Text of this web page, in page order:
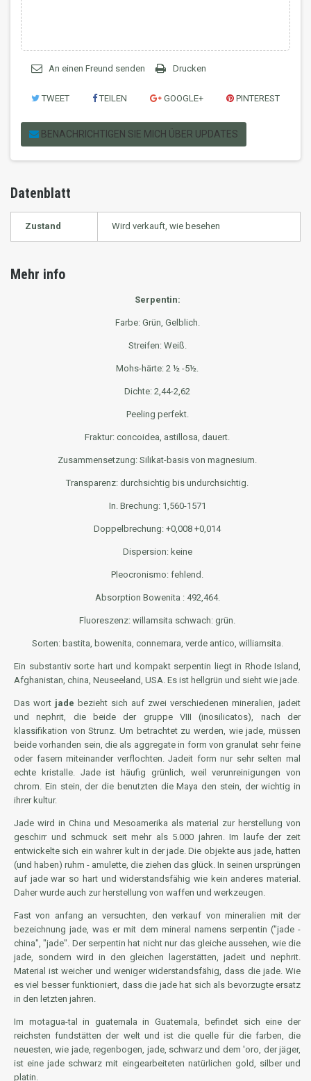
An einen Freund senden Drucken
TWEET TEILEN GOOGLE+ PINTEREST
BENACHRICHTIGEN SIE MICH ÜBER UPDATES
Datenblatt
Zustand Wird verkauft, wie besehen
Mehr info
Serpentin:
Farbe: Grün, Gelblich.
Streifen: Weiß.
Mohs-härte: 2 ½ -5½.
Dichte: 2,44-2,62
Peeling perfekt.
Fraktur: concoidea, astillosa, dauert.
Zusammensetzung: Silikat-basis von magnesium.
Transparenz: durchsichtig bis undurchsichtig.
In. Brechung: 1,560-1571
Doppelbrechung: +0,008 +0,014
Dispersion: keine
Pleocronismo: fehlend.
Absorption Bowenita : 492,464.
Fluoreszenz: willamsita schwach: grün.
Sorten: bastita, bowenita, connemara, verde antico, williamsita.
Ein substantivsorte hart und kompakt serpentin liegt in Rhode Island,
Afghanistan, china, Neuseeland, USA. Es ist hellgrün und sieht wie jade.
Das wort jade bezieht sich auf zwei verschiedenen mineralien, jadeit
und nephrit, die beide der gruppe VIII (inosilicatos), nach der
klassifikation von Strunz. Um betrachtet zu werden, wie jade, müssen
beide vorhanden sein, die als aggregate in form von granulat sehr feine
oder fasern miteinander verflochten. Jadeit form nur sehr selten mal
echte kristalle. Jade ist häufig grünlich, weil verunreinigungen von
chrom. Ein stein, der die benutzten die Maya den stein, der wichtig in
ihrer kultur.
Jade wird in China und Mesoamerika als material zur herstellung von
geschirr und schmuck seit mehr als 5.000 jahren. Im laufe der zeit
entwickelte sich ein wahrer kult in der jade. Die objekte aus jade, hatten
(und haben) ruhm - amulette, die ziehen das glück. In seinen ursprüngen
auf jade war so hart und widerstandsfähig wie kein anderes material.
Daher wurde auch zur herstellung von waffen und werkzeugen.
Fast von anfang an versuchten, den verkauf von mineralien mit der
bezeichnung jade, was er mit dem mineral namens serpentin ("jade -
china", "jade". Der serpentin hat nicht nur das gleiche aussehen, wie die
jade, sondern wird in den gleichen lagerstätten, jadeit und nephrit.
Material ist weicher und weniger widerstandsfähig, dass die jade. Wie
es viel besser funktioniert, dass die jade hat sich als bevorzugte ersatz
in den letzten jahren.
Im motagua-tal in guatemala in Guatemala, befindet sich eine der
reichsten fundstätten der welt und ist die quelle für die farben, die
neuesten, wie jade, regenbogen, jade, schwarz und dem 'oro, der jäger,
ist eine jade schwarz mit eingearbeiteten natürlichen gold, silber und
platin.